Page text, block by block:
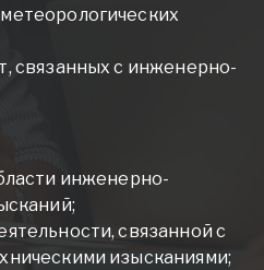
связанных с инженерно-
инженерно-
связанной с
изысканиями;